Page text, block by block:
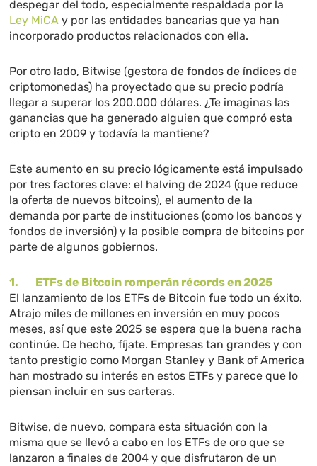
despegar del todo, especialmente respaldada por la
Ley MiCA y por las entidades bancarias que ya han
incorporado productos relacionados con ella.
Por otro lado, Bitwise (gestora de fondos de índices de
criptomonedas) ha proyectado que su precio podría
llegar a superar los 200.000 dólares. ¿Te imaginas las
ganancias que ha generado alguien que compró esta
cripto en 2009 y todavía la mantiene?
Este aumento en su precio lógicamente está impulsado
por tres factores clave: el halving de 2024 (que reduce
la oferta de nuevos bitcoins), el aumento de la
demanda por parte de instituciones (como los bancos y
fondos de inversión) y la posible compra de bitcoins por
parte de algunos gobiernos.
1. ETFs de Bitcoin romperán récords en 2025
El lanzamiento de los ETFs de Bitcoin fue todo un éxito.
Atrajo miles de millones en inversión en muy pocos
meses, así que este 2025 se espera que la buena racha
continúe. De hecho, fíjate. Empresas tan grandes y con
tanto prestigio como Morgan Stanley y Bank of America
han mostrado su interés en estos ETFs y parece que lo
piensan incluir en sus carteras.
Bitwise, de nuevo, compara esta situación con la
misma que se llevó a cabo en los ETFs de oro que se
lanzaron a finales de 2004 y que disfrutaron de un